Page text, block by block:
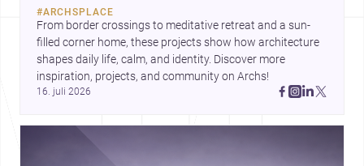
#ARCHSPLACE
From border crossings to meditative retreat and a sun-
filled corner home, these projects show how architecture
shapes daily life, calm, and identity. Discover more
inspiration, projects, and community on Archs!
16. juli 2026